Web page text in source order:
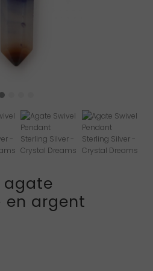
agate
en argent